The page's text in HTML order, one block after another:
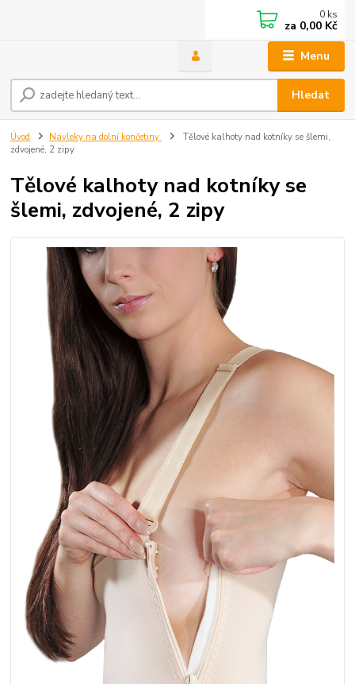
Menu
Hledat
0 ks
za 0,00 Kč
Úvod Návleky na dolní končetiny
Tělové kalhoty nad kotníky se šlemi,
zdvojené, 2 zipy
Tělové kalhoty nad kotníky se
šlemi, zdvojené, 2 zipy